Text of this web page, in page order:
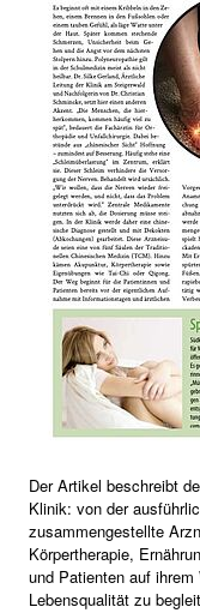
Der Artikel beschreibt
Klinik: von der
zusammengestellte
Körpertherapie,
und Patienten auf
Lebensqualität zu